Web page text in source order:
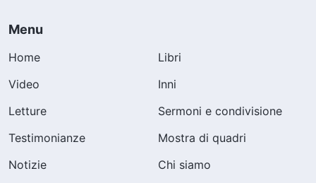
Menu
Home
Libri
Video
Inni
Letture
Sermoni e condivisione
Testimonianze
Mostra di quadri
Notizie
Chi siamo